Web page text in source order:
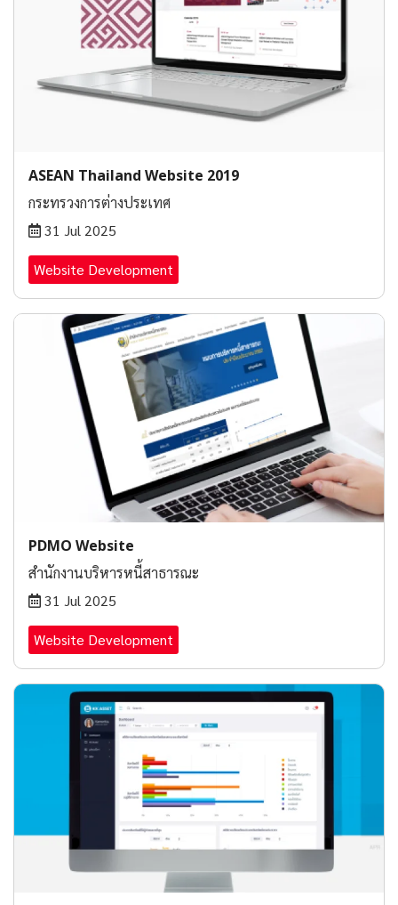
ASEAN Thailand Website 2019
กระทรวงการต่างประเทศ
31 Jul 2025
Website Development
PDMO Website
สำนักงานบริหารหนี้สาธารณะ
31 Jul 2025
Website Development